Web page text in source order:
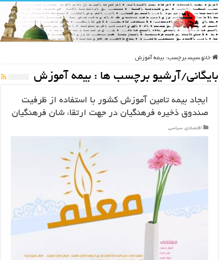
خانه سپس برچسب: بیمه آموزش
بایگانی/آرشیو برچسب ها : بیمه آموزش
ایجاد بیمه تامین آموزش کشور با استفاده از ظرفیت
صندوق ذخیره فرهنگیان در جهت ارتقاء شان فرهنگیان
اقتصادی, سیاسی